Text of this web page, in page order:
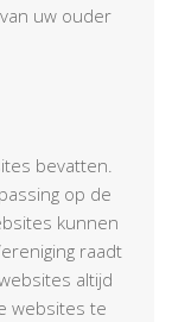
uw ouder
bevatten.
op de
kunnen
raadt
altijd
websites te